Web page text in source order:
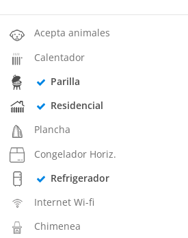
Acepta animales
Calentador
Parilla
Residencial
Plancha
Congelador Horiz.
Refrigerador
Internet Wi-fi
Chimenea